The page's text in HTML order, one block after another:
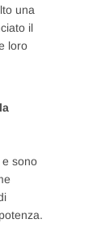
una
il
loro
sono